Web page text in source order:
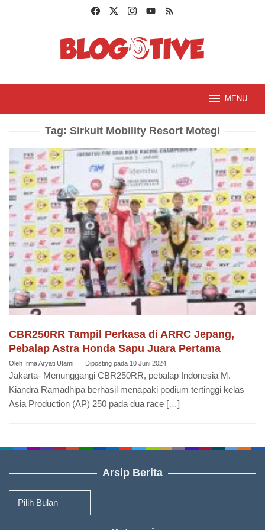
MENU
Tag: Sirkuit Mobility Resort Motegi
CBR250RR Tampil Perkasa di ARRC Jepang,
Pebalap Astra Honda Sapu Juara Pertama
Oleh Irma Aryati Utami Diposting pada 10 Juni 2024
Jakarta- Menunggangi CBR250RR, pebalap Indonesia M.
Kiandra Ramadhipa berhasil menapaki podium tertinggi kelas
Asia Production (AP) 250 pada dua race […]
Arsip Berita